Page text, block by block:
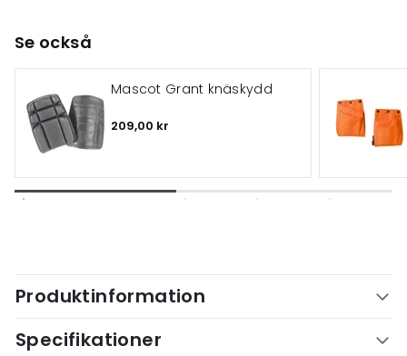
Se också
Mascot Grant knäskydd
209,00 kr
Produktinformation
Specifikationer